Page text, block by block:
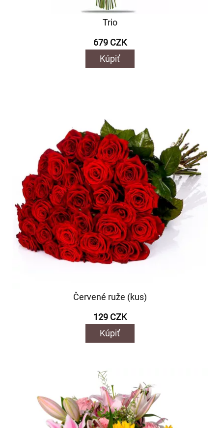
Trio
679 CZK
Kúpiť
Červené ruže (kus)
129 CZK
Kúpiť